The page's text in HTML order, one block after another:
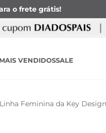
o frete grátis!
MAIS VENDIDOSSALE
Feminina da Key